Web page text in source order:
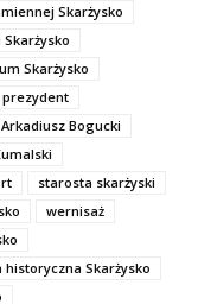
Skarżysko
Skarżysko
prezydent
Bogucki
starosta skarżyski
wernisaż
historyczna Skarżysko